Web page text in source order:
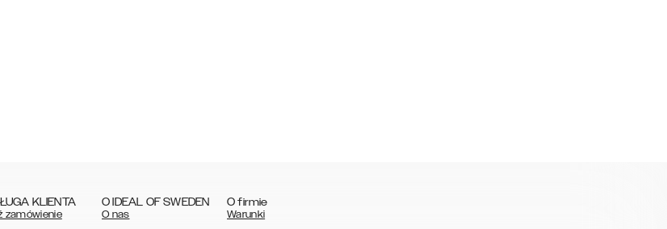
KLIENTA
zamówienie
O IDEAL OF SWEDEN
O nas
O firmie
Warunki